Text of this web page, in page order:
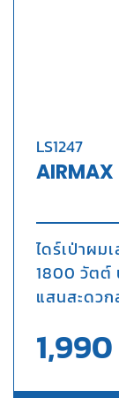
LS1247
AIRMAX
ไดร์เป่าผม
1800 วัตต์
แสนสะดว
1,990